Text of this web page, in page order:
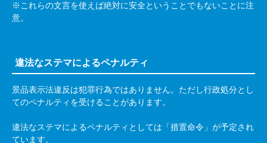
※これらの文言を使えば絶対に安全ということでもないことに注
意。
違法なステマによるペナルティ
景品表示法違反は犯罪行為ではありません。ただし行政処分とし
てのペナルティを受けることがあります。
違法なステマによるペナルティとしては「措置命令」が予定され
ています。